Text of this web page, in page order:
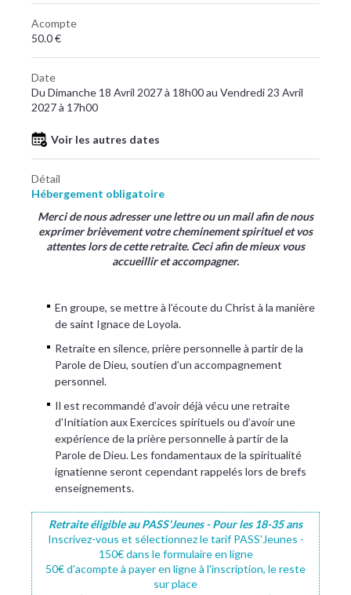
Acompte
50.0 €
Date
Du Dimanche 18 Avril 2027 à 18h00 au Vendredi 23 Avril
2027 à 17h00
Voir les autres dates
Détail
Hébergement obligatoire
Merci de nous adresser une lettre ou un mail afin de nous
exprimer brièvement votre cheminement spirituel et vos
attentes lors de cette retraite. Ceci afin de mieux vous
accueillir et accompagner.
En groupe, se mettre à l’écoute du Christ à la manière
de saint Ignace de Loyola.
Retraite en silence, prière personnelle à partir de la
Parole de Dieu, soutien d’un accompagnement
personnel.
Il est recommandé d’avoir déjà vécu une retraite
d’Initiation aux Exercices spirituels ou d’avoir une
expérience de la prière personnelle à partir de la
Parole de Dieu. Les fondamentaux de la spiritualité
ignatienne seront cependant rappelés lors de brefs
enseignements.
Retraite éligible au PASS'Jeunes - Pour les 18-35 ans
Inscrivez-vous et sélectionnez le tarif PASS'Jeunes -
150€ dans le formulaire en ligne
50€ d'acompte à payer en ligne à l'inscription, le reste
sur place